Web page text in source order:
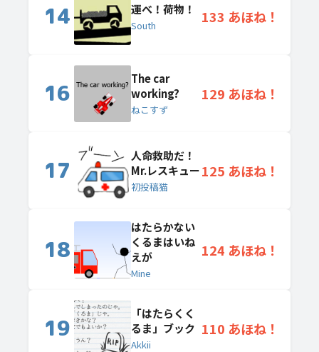
14 運べ！荷物！
South 133 あほね！
16
The car
working?
ねこすず
129 あほね！
17
人命救助だ！
Mr.レスキュー
初投稿猫
125 あほね！
18
はたらかない
くるまはいね
えが
Mine
124 あほね！
19
「はたらくく
るま」ブック
Akkii
110 あほね！